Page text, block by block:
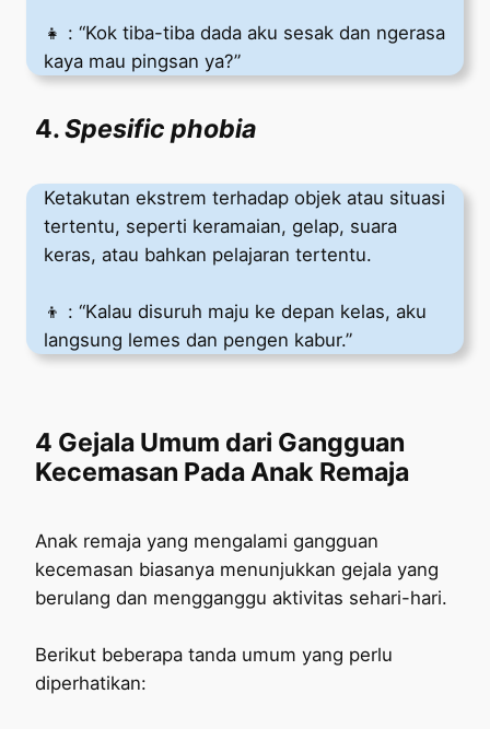
👧 : “Kok tiba-tiba dada aku sesak dan ngerasa
kaya mau pingsan ya?”
4.Spesific phobia
Ketakutan ekstrem terhadap objek atau situasi
tertentu, seperti keramaian, gelap, suara
keras, atau bahkan pelajaran tertentu.
👦 : “Kalau disuruh maju ke depan kelas, aku
langsung lemes dan pengen kabur.”
4 Gejala Umum dari Gangguan
Kecemasan Pada Anak Remaja
Anak remaja yang mengalami gangguan
kecemasan biasanya menunjukkan gejala yang
berulang dan mengganggu aktivitas sehari-hari.
Berikut beberapa tanda umum yang perlu
diperhatikan: